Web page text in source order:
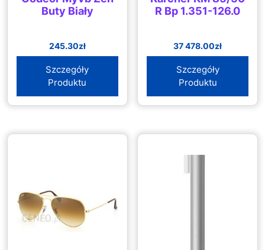
Buty Biały
245.30zł
Szczegóły
Produktu
R Bp 1.351-126.0
37 478.00zł
Szczegóły
Produktu